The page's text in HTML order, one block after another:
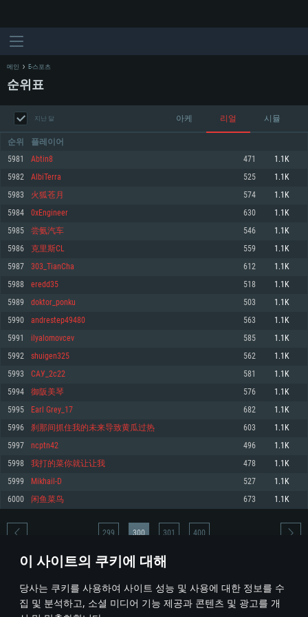
이 사이트의 쿠키에 대해
당사는 쿠키를 사용하여 사이트 성능 및 사용에 대한 정보를 수
집 및 분석하고, 소셜 미디어 기능 제공과 콘텐츠 및 광고를 개
최소사양
운영체제: Windows 10 (64 bit)
프로세서: 2.2 GHz 듀얼코어 이상
메모리: 4GB
그래픽 카드: DirectX 11 이상을 지원하는 AMD Radeon 77XX / NVIDIA
GeForce GT 660. 최소 사양 해상도: 720p
네트워크: 브로드밴드 인터넷
여유 저장 공간: 22.1 GB (최소 클라이언트)
권장 사양
570 혹은 그 이상
여유 저장 공간: 62.2 GB (전체 클라이언트)
최소사양
운영체제: Mac OS Big Sur 11.0
프로세서: 최소 2.2 GHz의 Core i5 (Intel Xeon 은 지원하지 않습니다)
메모리: 6 GB
그래픽 카드: Metal 을 지원하는 Intel Iris Pro 5200 (Mac), 혹은 이와 비슷한 성
능을 가지는 Mac 버전의 AMD/Nvidia. 최소 해상도: 720p
네트워크: 브로드밴드 인터넷
여유 저장 공간: 22.1 GB (최소 클라이언트)
권장 사양
네트워크: 브로드밴드 인터넷
여유 저장 공간: 62.2 GB (전체 클라이언트)
최소사양
운영체제: 64bit Linux 중 최신 버전
프로세서: 2.4 GHz 듀얼코어
메모리: 4 GB
그래픽 카드: Vulkan 을 지원하고, 최신 그래픽 드라이버를 지원하는 NVIDIA
660 (6개월 미만) 혹은 그와 동급의 성능을 가지며 최신 그래픽 드라이버를 지
원하는 AMD (6개월 미만; 최소사양 지원 해상도 720p)
네트워크: 브로드밴드 인터넷
여유 저장 공간: 22.1 GB (최소 클라이언트)
권장 사양
운영체제: Ubuntu 20.04 64bit
프로세서: Intel Core i7
메모리: 16 GB
그래픽 카드: Vulkan 을 지원하고, 최신 그래픽 드라이버를 지원하는 NVIDIA
1060 (6개월 미만) 혹은 그와 동급의 성능을 가지며 최신 그래픽 드라이버를
지원하는 AMD RX 570 (6개월 미만; 최소사양 지원 해상도 720p) 이상
여유 저장 공간: 62.2 GB (전체 클라이언트)
메인 E-스포츠
순위표
지난 달 아케 리얼 시뮬
순위 플레이어
5981 Abtin8 471 1.1K
5982 AlbiTerra 525 1.1K
5983 火狐苍月 574 1.1K
5984 0xEngineer 630 1.1K
5985 尝氨汽车 546 1.1K
5986 克里斯CL 559 1.1K
5987 303_TianCha 612 1.1K
5988 eredd35 518 1.1K
5989 doktor_ponku 503 1.1K
5990 andrestep49480 563 1.1K
5991 ilyalomovcev 585 1.1K
5992 shuigen325 562 1.1K
5993 САУ_2с22 581 1.1K
5994 御阪美琴 576 1.1K
5995 Earl Grey_17 682 1.1K
5996 刹那间抓住我的未来导致黄瓜过热 603 1.1K
5997 ncptn42 496 1.1K
5998 我打的菜你就让让我 478 1.1K
5999 Mikhail-D 527 1.1K
6000 闲鱼菜鸟 673 1.1K
* 순위표는 매일 1회 갱신됩니다
299 300 301 400